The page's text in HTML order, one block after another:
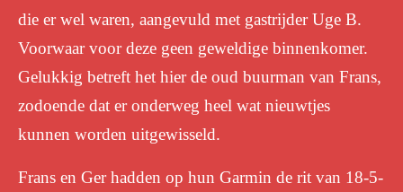
die er wel waren, aangevuld met gastrijder Uge B.
Voorwaar voor deze geen geweldige binnenkomer.
Gelukkig betreft het hier de oud buurman van Frans,
zodoende dat er onderweg heel wat nieuwtjes
kunnen worden uitgewisseld.
Frans en Ger hadden op hun Garmin de rit van 18-5-